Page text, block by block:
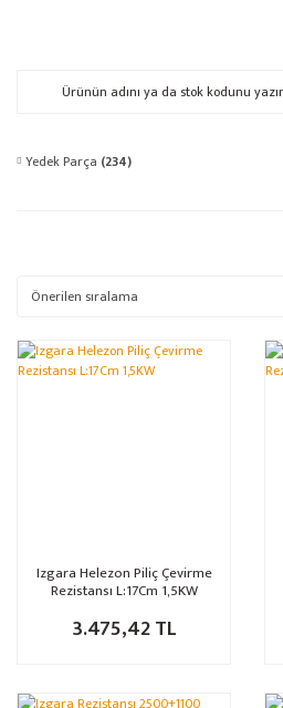
Yedek Parça (234)
Izgara Helezon Piliç Çevirme
Rezistansı L:17Cm 1,5KW
3.475,42 TL